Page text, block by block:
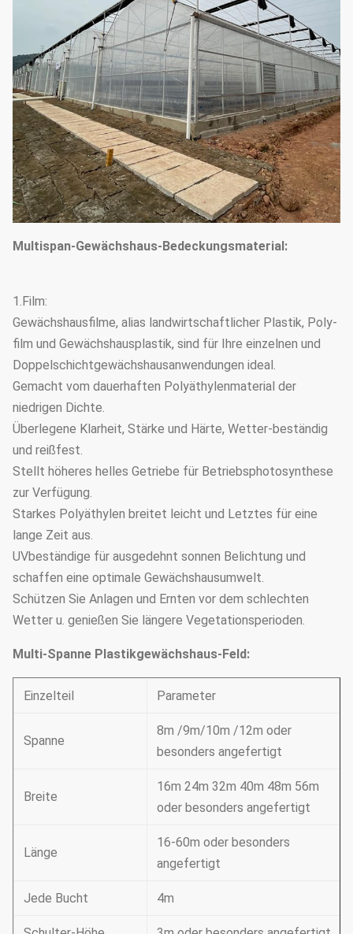
Multispan-Gewächshaus-Bedeckungsmaterial:
1.Film:
Gewächshausfilme, alias landwirtschaftlicher Plastik, Poly-
film und Gewächshausplastik, sind für Ihre einzelnen und
Doppelschichtgewächshausanwendungen ideal.
Gemacht vom dauerhaften Polyäthylenmaterial der
niedrigen Dichte.
Überlegene Klarheit, Stärke und Härte, Wetter-beständig
und reißfest.
Stellt höheres helles Getriebe für Betriebsphotosynthese
zur Verfügung.
Starkes Polyäthylen breitet leicht und Letztes für eine
lange Zeit aus.
UVbeständige für ausgedehnt sonnen Belichtung und
schaffen eine optimale Gewächshausumwelt.
Schützen Sie Anlagen und Ernten vor dem schlechten
Wetter u. genießen Sie längere Vegetationsperioden.
Multi-Spanne Plastikgewächshaus-Feld:
Einzelteil Parameter
Spanne
8m /9m/10m /12m oder
besonders angefertigt
Breite
16m 24m 32m 40m 48m 56m
oder besonders angefertigt
Länge
16-60m oder besonders
angefertigt
Jede Bucht 4m